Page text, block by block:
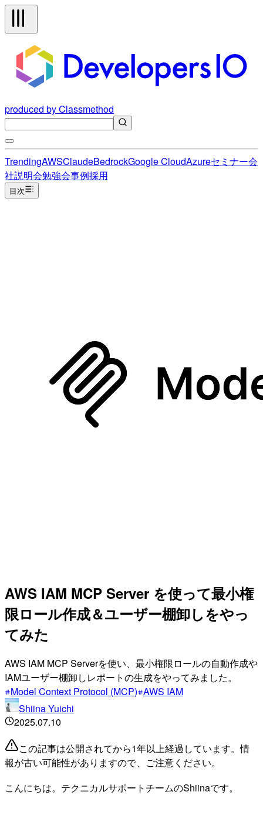
produced by Classmethod
TrendingAWSClaudeBedrockGoogle CloudAzureセミナー会
社説明会勉強会事例採用
目次
AWS IAM MCP Server を使って最小権
限ロール作成＆ユーザー棚卸しをやっ
てみた
AWS IAM MCP Serverを使い、最小権限ロールの自動作成や
IAMユーザー棚卸しレポートの生成をやってみました。
Model Context Protocol (MCP) AWS IAM
Shiina Yuichi
2025.07.10
この記事は公開されてから1年以上経過しています。情
報が古い可能性がありますので、ご注意ください。
こんにちは。テクニカルサポートチームのShiinaです。